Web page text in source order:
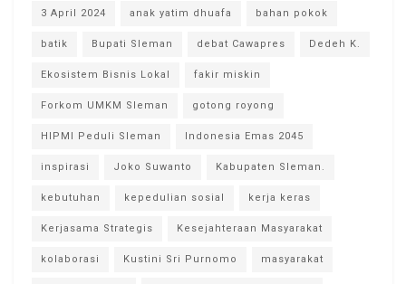
3 April 2024 anak yatim dhuafa bahan pokok
batik Bupati Sleman debat Cawapres Dedeh K.
Ekosistem Bisnis Lokal fakir miskin
Forkom UMKM Sleman gotong royong
HIPMI Peduli Sleman Indonesia Emas 2045
inspirasi Joko Suwanto Kabupaten Sleman.
kebutuhan kepedulian sosial kerja keras
Kerjasama Strategis Kesejahteraan Masyarakat
kolaborasi Kustini Sri Purnomo masyarakat